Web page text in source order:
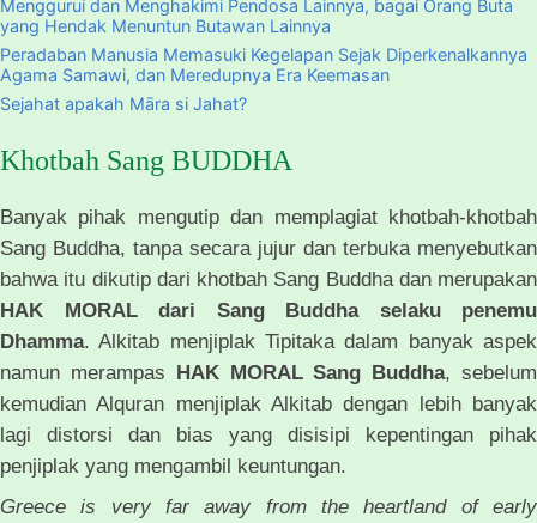
Menggurui dan Menghakimi Pendosa Lainnya, bagai Orang Buta
yang Hendak Menuntun Butawan Lainnya
Peradaban Manusia Memasuki Kegelapan Sejak Diperkenalkannya
Agama Samawi, dan Meredupnya Era Keemasan
Sejahat apakah Māra si Jahat?
Khotbah Sang BUDDHA
Banyak pihak mengutip dan memplagiat khotbah-khotbah
Sang Buddha, tanpa secara jujur dan terbuka menyebutkan
bahwa itu dikutip dari khotbah Sang Buddha dan merupakan
HAK MORAL dari Sang Buddha selaku penemu
Dhamma. Alkitab menjiplak Tipitaka dalam banyak aspek
namun merampas HAK MORAL Sang Buddha, sebelum
kemudian Alquran menjiplak Alkitab dengan lebih banyak
lagi distorsi dan bias yang disisipi kepentingan pihak
penjiplak yang mengambil keuntungan.
Greece is very far away from the heartland of early